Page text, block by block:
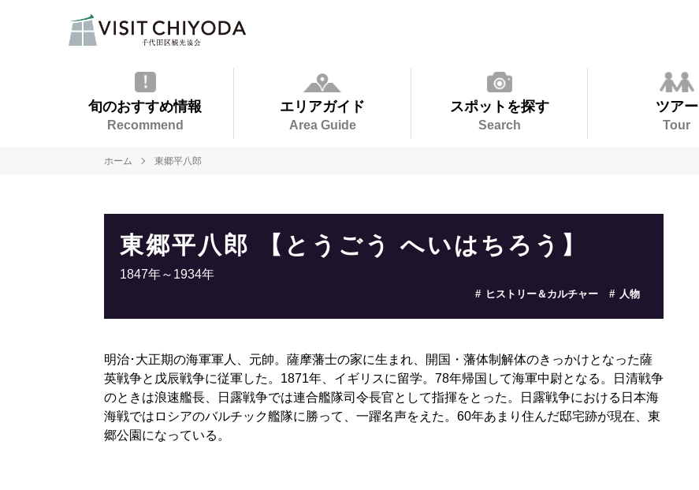
旬のおすすめ情報
Recommend
エリアガイド
Area Guide
スポットを探す
Search
ツアー
Tour
ホーム 東郷平八郎
東郷平八郎 【とうごう へいはちろう】
1847年～1934年
ヒストリー＆カルチャー 人物
明治･大正期の海軍軍人、元帥。薩摩藩士の家に生まれ、開国・藩体制解体のきっかけとなった薩
英戦争と戊辰戦争に従軍した。1871年、イギリスに留学。78年帰国して海軍中尉となる。日清戦争
のときは浪速艦長、日露戦争では連合艦隊司令長官として指揮をとった。日露戦争における日本海
海戦ではロシアのバルチック艦隊に勝って、一躍名声をえた。60年あまり住んだ邸宅跡が現在、東
郷公園になっている。